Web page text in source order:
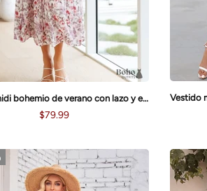
Vestido midi bohemio de verano con lazo y estampado Victoria
$79.99